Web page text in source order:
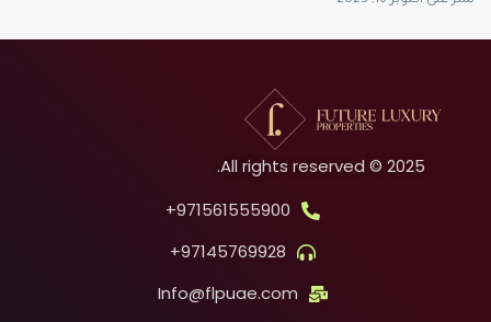
2025 © All rights reserved.
971561555900+
97145769928+
Info@flpuae.com